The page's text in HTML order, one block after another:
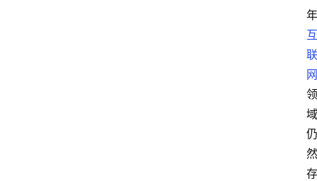
年
互
联
网
领
域
仍
然
存